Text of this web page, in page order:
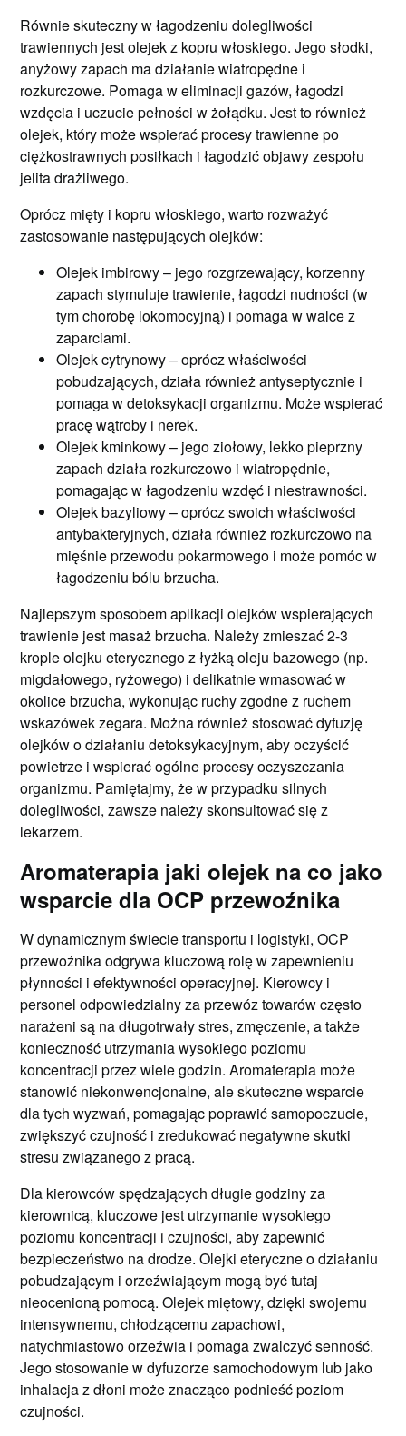
Równie skuteczny w łagodzeniu dolegliwości
trawiennych jest olejek z kopru włoskiego. Jego słodki,
anyżowy zapach ma działanie wiatropędne i
rozkurczowe. Pomaga w eliminacji gazów, łagodzi
wzdęcia i uczucie pełności w żołądku. Jest to również
olejek, który może wspierać procesy trawienne po
ciężkostrawnych posiłkach i łagodzić objawy zespołu
jelita drażliwego.
Oprócz mięty i kopru włoskiego, warto rozważyć
zastosowanie następujących olejków:
Olejek imbirowy – jego rozgrzewający, korzenny
zapach stymuluje trawienie, łagodzi nudności (w
tym chorobę lokomocyjną) i pomaga w walce z
zaparciami.
Olejek cytrynowy – oprócz właściwości
pobudzających, działa również antyseptycznie i
pomaga w detoksykacji organizmu. Może wspierać
pracę wątroby i nerek.
Olejek kminkowy – jego ziołowy, lekko pieprzny
zapach działa rozkurczowo i wiatropędnie,
pomagając w łagodzeniu wzdęć i niestrawności.
Olejek bazyliowy – oprócz swoich właściwości
antybakteryjnych, działa również rozkurczowo na
mięśnie przewodu pokarmowego i może pomóc w
łagodzeniu bólu brzucha.
Najlepszym sposobem aplikacji olejków wspierających
trawienie jest masaż brzucha. Należy zmieszać 2-3
krople olejku eterycznego z łyżką oleju bazowego (np.
migdałowego, ryżowego) i delikatnie wmasować w
okolice brzucha, wykonując ruchy zgodne z ruchem
wskazówek zegara. Można również stosować dyfuzję
olejków o działaniu detoksykacyjnym, aby oczyścić
powietrze i wspierać ogólne procesy oczyszczania
organizmu. Pamiętajmy, że w przypadku silnych
dolegliwości, zawsze należy skonsultować się z
lekarzem.
Aromaterapia jaki olejek na co jako
wsparcie dla OCP przewoźnika
W dynamicznym świecie transportu i logistyki, OCP
przewoźnika odgrywa kluczową rolę w zapewnieniu
płynności i efektywności operacyjnej. Kierowcy i
personel odpowiedzialny za przewóz towarów często
narażeni są na długotrwały stres, zmęczenie, a także
konieczność utrzymania wysokiego poziomu
koncentracji przez wiele godzin. Aromaterapia może
stanowić niekonwencjonalne, ale skuteczne wsparcie
dla tych wyzwań, pomagając poprawić samopoczucie,
zwiększyć czujność i zredukować negatywne skutki
stresu związanego z pracą.
Dla kierowców spędzających długie godziny za
kierownicą, kluczowe jest utrzymanie wysokiego
poziomu koncentracji i czujności, aby zapewnić
bezpieczeństwo na drodze. Olejki eteryczne o działaniu
pobudzającym i orzeźwiającym mogą być tutaj
nieocenioną pomocą. Olejek miętowy, dzięki swojemu
intensywnemu, chłodzącemu zapachowi,
natychmiastowo orzeźwia i pomaga zwalczyć senność.
Jego stosowanie w dyfuzorze samochodowym lub jako
inhalacja z dłoni może znacząco podnieść poziom
czujności.